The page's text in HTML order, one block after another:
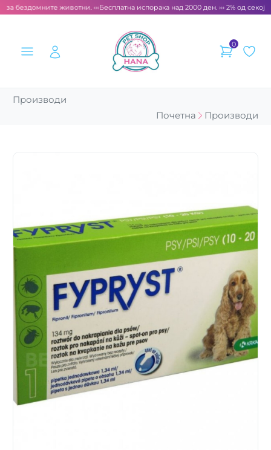
бездомните животни. ‹‹‹Бесплатна испорака над 2000 ден. ››› 2% од
0
Производи
Почетна
Производи